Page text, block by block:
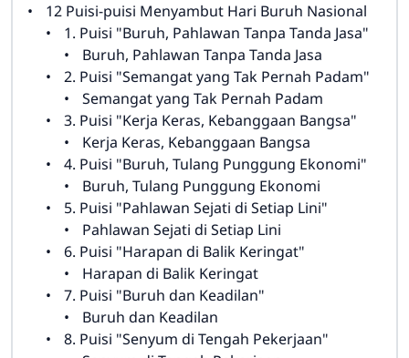
12 Puisi-puisi Menyambut Hari Buruh Nasional
1. Puisi "Buruh, Pahlawan Tanpa Tanda Jasa"
Buruh, Pahlawan Tanpa Tanda Jasa
2. Puisi "Semangat yang Tak Pernah Padam"
Semangat yang Tak Pernah Padam
3. Puisi "Kerja Keras, Kebanggaan Bangsa"
Kerja Keras, Kebanggaan Bangsa
4. Puisi "Buruh, Tulang Punggung Ekonomi"
Buruh, Tulang Punggung Ekonomi
5. Puisi "Pahlawan Sejati di Setiap Lini"
Pahlawan Sejati di Setiap Lini
6. Puisi "Harapan di Balik Keringat"
Harapan di Balik Keringat
7. Puisi "Buruh dan Keadilan"
Buruh dan Keadilan
8. Puisi "Senyum di Tengah Pekerjaan"